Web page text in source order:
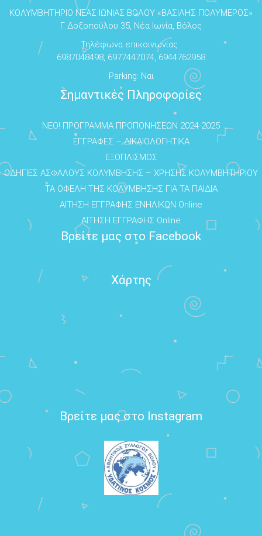
ΚΟΛΥΜΒΗΤΗΡΙΟ ΝΕΑΣ ΙΩΝΙΑΣ ΒΟΛΟΥ «ΒΑΣΙΛΗΣ ΠΟΛΥΜΕΡΟΣ»
Γ. Δοξοπούλου 35, Νέα Ιωνία, Βόλος
Τηλέφωνα επικοινωνίας :
6987048498, 6977447074, 6944762958
Parking: Ναι
Σημαντικές Πληροφορίες
NEO! ΠΡΟΓΡΑΜΜΑ ΠΡΟΠΟΝΗΣΕΩΝ 2024-2025
ΕΓΓΡΑΦΕΣ – ΔΙΚΑΙΟΛΟΓΗΤΙΚΑ
ΕΞΟΠΛΙΣΜΟΣ
ΟΔΗΓΙΕΣ ΑΣΦΑΛΟΥΣ ΚΟΛΥΜΒΗΣΗΣ – ΧΡΗΣΗΣ ΚΟΛΥΜΒΗΤΗΡΙΟΥ
ΤΑ ΟΦΕΛΗ ΤΗΣ ΚΟΛΥΜΒΗΣΗΣ ΓΙΑ ΤΑ ΠΑΙΔΙΑ
ΑΙΤΗΣΗ ΕΓΓΡΑΦΗΣ ΕΝΗΛΙΚΩΝ Online
ΑΙΤΗΣΗ ΕΓΓΡΑΦΗΣ Online
Βρείτε μας στο Facebook
Χάρτης
Βρείτε μας στο Instagram